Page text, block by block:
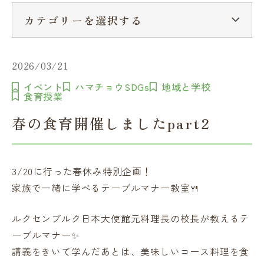
卒業生の方へ在学生へ一般の方へ（教室・講習会）
2026/03/21
イベント ハマチョウSDGs 地域と学校
食育授業
春の食育開催しましたpart2
3/20に行った春休み特別企画！
家族で一緒に学べるテーブルマナー教室🍴
ルクセンブルク日本大使館元料理長の校長が教えるテ
ーブルマナー✨
講義をきいて学んだあとは、美味しいコース料理を食
カテゴリーを選択する